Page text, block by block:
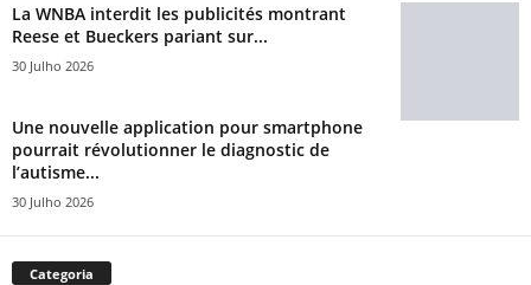
La WNBA interdit les publicités montrant
Reese et Bueckers pariant sur...
30 Julho 2026
Une nouvelle application pour smartphone
pourrait révolutionner le diagnostic de
l’autisme...
30 Julho 2026
Categoria